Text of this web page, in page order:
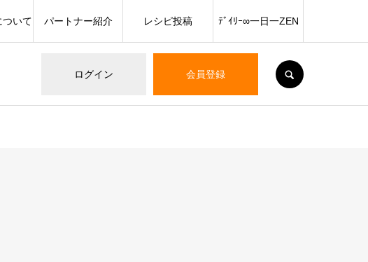
ログイン 会員登録
ついて パートナー紹介 レシピ投稿 ﾃﾞｲﾘｰ∞一日一ZEN